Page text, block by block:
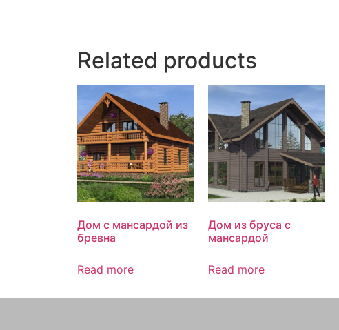
Related products
Дом с мансардой из
бревна
Read more
Дом из бруса с
мансардой
Read more